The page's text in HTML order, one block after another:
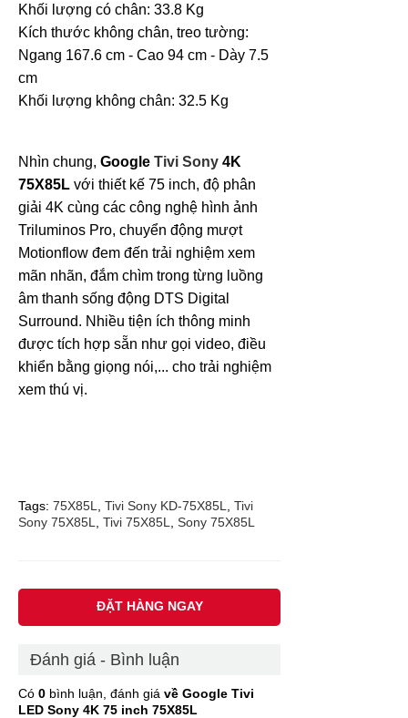
Khối lượng có chân: 33.8 Kg
Kích thước không chân, treo tường:
Ngang 167.6 cm - Cao 94 cm - Dày 7.5
cm
Khối lượng không chân: 32.5 Kg
Nhìn chung, Google Tivi Sony 4K
75X85L với thiết kế 75 inch, độ phân
giải 4K cùng các công nghệ hình ảnh
Triluminos Pro, chuyển động mượt
Motionflow đem đến trải nghiệm xem
mãn nhãn, đắm chìm trong từng luồng
âm thanh sống động DTS Digital
Surround. Nhiều tiện ích thông minh
được tích hợp sẵn như gọi video, điều
khiển bằng giọng nói,... cho trải nghiệm
xem thú vị.
Tags: 75X85L Tivi Sony KD-75X85L
Tivi
Sony 75X85L
Tivi 75X85L Sony 75X85L
ĐẶT HÀNG NGAY
Đánh giá - Bình luận
Có 0 bình luận, đánh giá về Google Tivi
LED Sony 4K 75 inch 75X85L